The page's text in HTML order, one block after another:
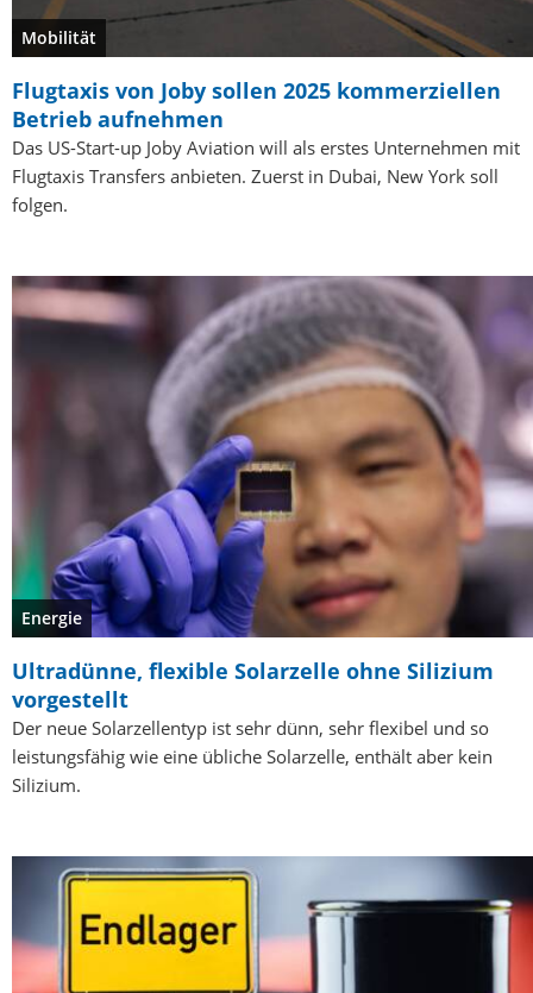
Mobilität
Flugtaxis von Joby sollen 2025 kommerziellen
Betrieb aufnehmen
Das US-Start-up Joby Aviation will als erstes Unternehmen mit
Flugtaxis Transfers anbieten. Zuerst in Dubai, New York soll
folgen.
Energie
Ultradünne, flexible Solarzelle ohne Silizium
vorgestellt
Der neue Solarzellentyp ist sehr dünn, sehr flexibel und so
leistungsfähig wie eine übliche Solarzelle, enthält aber kein
Silizium.